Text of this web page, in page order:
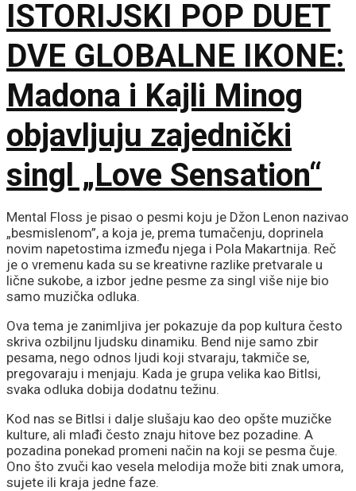
ISTORIJSKI POP DUET
DVE GLOBALNE IKONE:
Madona i Kajli Minog
objavljuju zajednički
singl „Love Sensation“
Mental Floss je pisao o pesmi koju je Džon Lenon nazivao
„besmislenom”, a koja je, prema tumačenju, doprinela
novim napetostima između njega i Pola Makartnija. Reč
je o vremenu kada su se kreativne razlike pretvarale u
lične sukobe, a izbor jedne pesme za singl više nije bio
samo muzička odluka.
Ova tema je zanimljiva jer pokazuje da pop kultura često
skriva ozbiljnu ljudsku dinamiku. Bend nije samo zbir
pesama, nego odnos ljudi koji stvaraju, takmiče se,
pregovaraju i menjaju. Kada je grupa velika kao Bitlsi,
svaka odluka dobija dodatnu težinu.
Kod nas se Bitlsi i dalje slušaju kao deo opšte muzičke
kulture, ali mlađi često znaju hitove bez pozadine. A
pozadina ponekad promeni način na koji se pesma čuje.
Ono što zvuči kao vesela melodija može biti znak umora,
sujete ili kraja jedne faze.